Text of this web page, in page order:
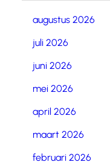
augustus 2026
juli 2026
juni 2026
mei 2026
april 2026
maart 2026
februari 2026